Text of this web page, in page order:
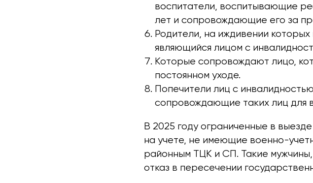
воспитатели, воспитывающие
лет и сопровождающие его за
Родители, на иждивении
являющийся лицом с
Которые сопровождают лицо,
постоянном уходе.
Попечители лиц с
сопровождающие таких лиц для
В 2025 году ограниченные в
на учете, не имеющие военно-
районным ТЦК и СП. Такие
отказ в пересечении